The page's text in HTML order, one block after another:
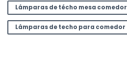
Lámparas de técho mesa comedor
Lámparas de techo para comedor